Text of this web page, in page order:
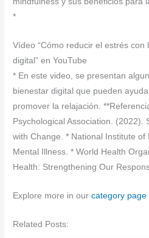
*
Vídeo “Cómo reducir el estrés
digital” en YouTube
* En este video, se presentan
bienestar digital que pueden
promover la relajación.
Psychological Association. (2022).
with Change. * National Institute of
Mental Illness. * World Health
Health: Strengthening Our
Explore more in ourcategory page
Related Posts: